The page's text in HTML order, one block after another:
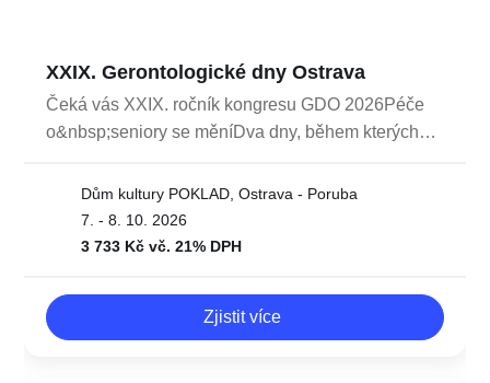
XXIX. Gerontologické dny Ostrava
Čeká vás XXIX. ročník kongresu GDO
2026Péče o&nbsp;seniory se měníDva dny,
o&nbsp;seniory skutečně posouvá -
od&nbsp;inspirativních přednášek přes
praktické workshopy až po&nbsp;exkurze
dny Ostrava propojují zdravotníky, pracovníky
sociálních služeb, odborníky
Dům kultury POKLAD, Ostrava - Poruba
7. - 8. 10. 2026
3 733 Kč vč. 21% DPH
Zjistit více